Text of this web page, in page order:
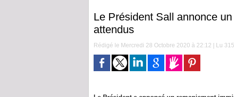
Le Président Sall annonce
attendus
Rédigé le Mercredi 28 Octobre 2020 à 22:12 | Lu 315